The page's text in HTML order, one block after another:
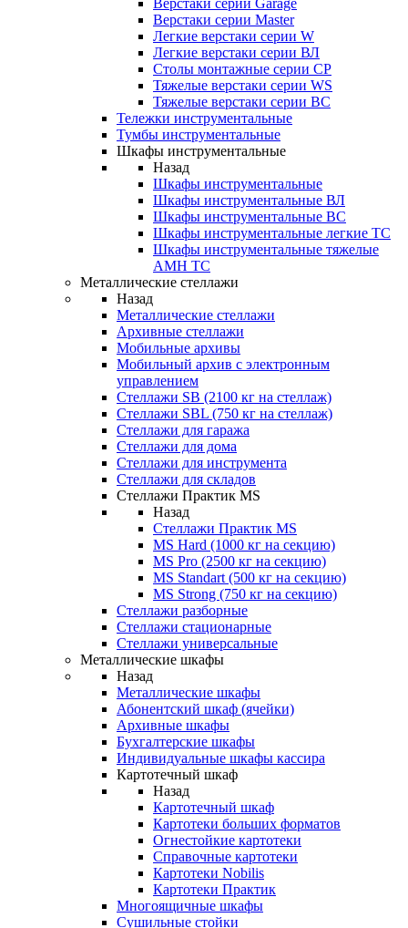
Верстаки серии Garage
Верстаки серии Master
Легкие верстаки серии W
Легкие верстаки серии ВЛ
Столы монтажные серии СР
Тяжелые верстаки серии WS
Тяжелые верстаки серии ВС
Тележки инструментальные
Тумбы инструментальные
Шкафы инструментальные
Назад
Шкафы инструментальные
Шкафы инструментальные ВЛ
Шкафы инструментальные ВС
Шкафы инструментальные легкие ТС
Шкафы инструментальные тяжелые
AMH TC
Металлические стеллажи
Назад
Металлические стеллажи
Архивные стеллажи
Мобильные архивы
Мобильный архив с электронным
управлением
Стеллажи SB (2100 кг на стеллаж)
Стеллажи SBL (750 кг на стеллаж)
Стеллажи для гаража
Стеллажи для дома
Стеллажи для инструмента
Стеллажи для складов
Стеллажи Практик MS
Назад
Стеллажи Практик MS
MS Hard (1000 кг на секцию)
MS Pro (2500 кг на секцию)
MS Standart (500 кг на секцию)
MS Strong (750 кг на секцию)
Стеллажи разборные
Стеллажи стационарные
Стеллажи универсальные
Металлические шкафы
Назад
Металлические шкафы
Абонентский шкаф (ячейки)
Архивные шкафы
Бухгалтерские шкафы
Индивидуальные шкафы кассира
Картотечный шкаф
Назад
Картотечный шкаф
Картотеки больших форматов
Огнестойкие картотеки
Справочные картотеки
Картотеки Nobilis
Картотеки Практик
Многоящичные шкафы
Сушильные стойки